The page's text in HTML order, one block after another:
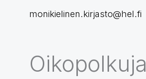
monikielinen.kirjasto@hel.fi
Oikopolkuja